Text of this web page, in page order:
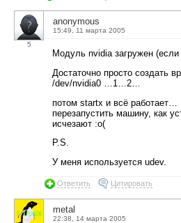
5
anonymous
15:49, 11 марта 2005
Модуль nvidia загружен (если
Достаточно просто создать
/dev/nvidia0 …1…2…
потом startx и всё работает…
перезапустить машину, как
исчезают :о(
P.S.
У меня используется udev.
Ответить Цитировать
metal
22:38, 14 марта 2005